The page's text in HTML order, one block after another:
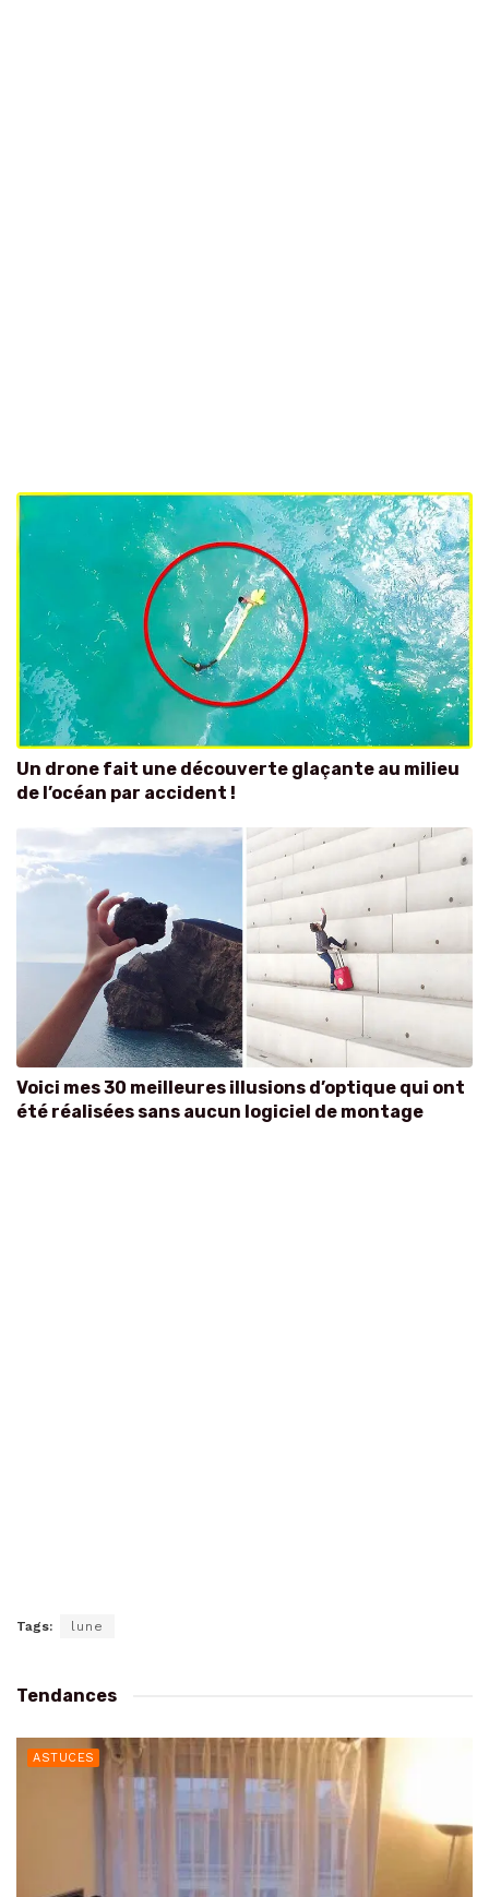
Un drone fait une découverte glaçante au milieu
de l’océan par accident !
Voici mes 30 meilleures illusions d’optique qui ont
été réalisées sans aucun logiciel de montage
Tags: lune
Tendances
ASTUCES